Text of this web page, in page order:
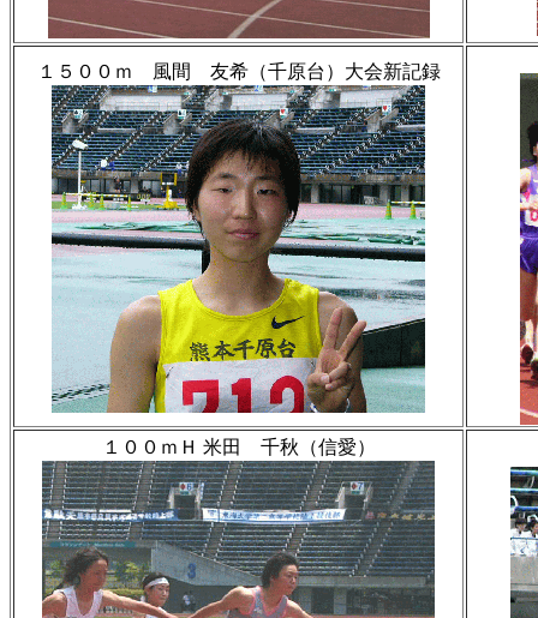
１５００ｍ 風間 友希（千原台）大会新記録
１００ｍＨ 米田 千秋（信愛）